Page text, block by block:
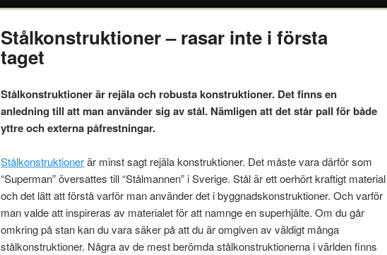
Stålkonstruktioner – rasar inte i första
taget
Stålkonstruktioner är rejäla och robusta konstruktioner. Det finns en
anledning till att man använder sig av stål. Nämligen att det står pall för både
yttre och externa påfrestningar.
Stålkonstruktionerär minst sagt rejäla konstruktioner. Det måste vara därför som
“Superman” översattes till “Stålmannen” i Sverige. Stål är ett oerhört kraftigt material
och det lätt att förstå varför man använder det i byggnadskonstruktioner. Och varför
man valde att inspireras av materialet för att namnge en superhjälte. Om du går
omkring på stan kan du vara säker på att du är omgiven av väldigt många
stålkonstruktioner. Några av de mest berömda stålkonstruktionerna i världen finns